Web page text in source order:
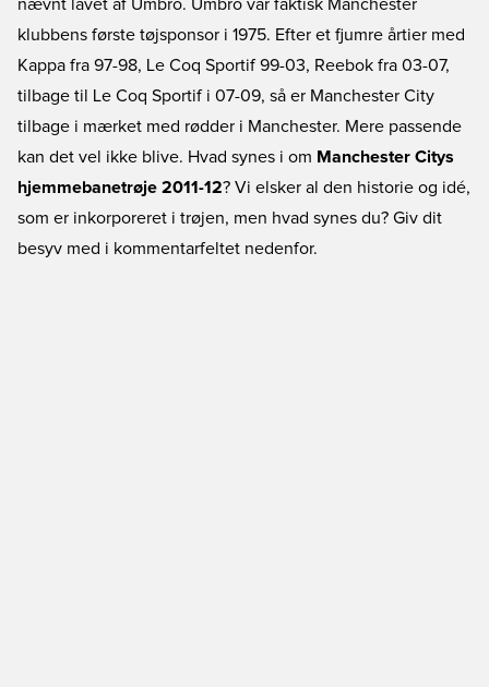
nævnt lavet af Umbro. Umbro var faktisk Manchester
klubbens første tøjsponsor i 1975. Efter et fjumre årtier med
Kappa fra 97-98, Le Coq Sportif 99-03, Reebok fra 03-07,
tilbage til Le Coq Sportif i 07-09, så er Manchester City
tilbage i mærket med rødder i Manchester. Mere passende
kan det vel ikke blive. Hvad synes i om Manchester Citys
hjemmebanetrøje 2011-12? Vi elsker al den historie og idé,
som er inkorporeret i trøjen, men hvad synes du? Giv dit
besyv med i kommentarfeltet nedenfor.